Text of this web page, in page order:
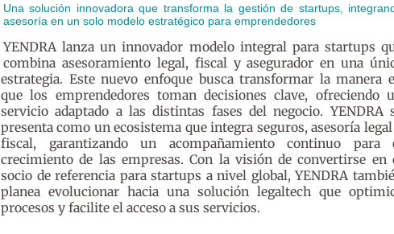
Una solución innovadora que transforma la gestión de startups,
asesoría en un solo modelo estratégico para emprendedores
YENDRA lanza un innovador modelo integral para startups
combina asesoramiento legal, fiscal y asegurador en una
estrategia. Este nuevo enfoque busca transformar la manera
que los emprendedores toman decisiones clave, ofreciendo
servicio adaptado a las distintas fases del negocio. YENDRA
presenta como un ecosistema que integra seguros, asesoría
fiscal, garantizando un acompañamiento continuo para
crecimiento de las empresas. Con la visión de convertirse en
socio de referencia para startups a nivel global, YENDRA
planea evolucionar hacia una solución legaltech que
procesos y facilite el acceso a sus servicios.